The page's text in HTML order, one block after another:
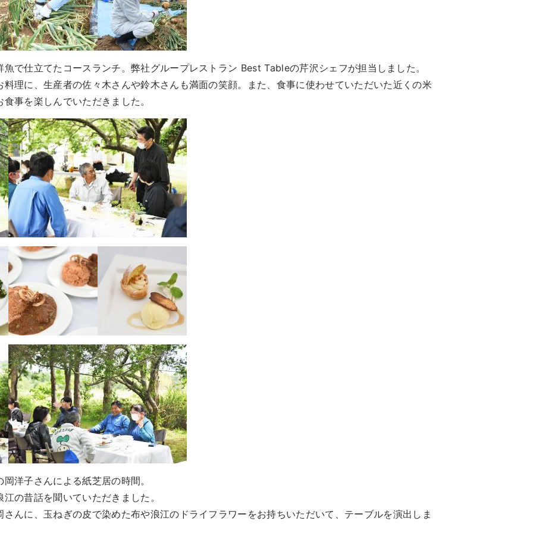
で仕立てたコースランチ。弊社グループレストラン Best Tableの芹沢シェフが担当しました。
理に、生産者の佐々木さんや鈴木さんも満面の笑顔。また、食事に使わせていただいた近くの米
事を楽しんでいただきました。
洋子さんによる紙芝居の時間。
の昔話を聞いていただきました。
んに、玉ねぎの皮で染めた布や浪江のドライフラワーをお持ちいただいて、テーブルを演出しま